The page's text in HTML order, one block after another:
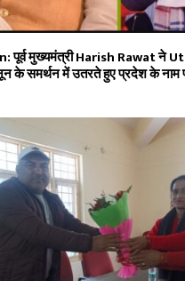
पूर्व मुख्यमंत्री Harish Rawat ने
के समर्थन में उतरते हुए प्रदेश के नाम